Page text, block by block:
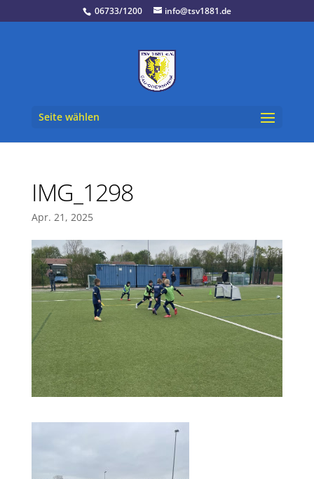
06733/1200 info@tsv1881.de
Seite wählen
IMG_1298
Apr. 21, 2025